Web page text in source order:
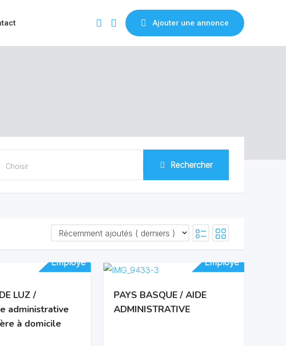
Ajouter une annonce
Choisir Rechercher
Employé
Employé
LUZ /
administrative
à domicile
Employé
Employé
PAYS BASQUE / AIDE
ADMINISTRATIVE